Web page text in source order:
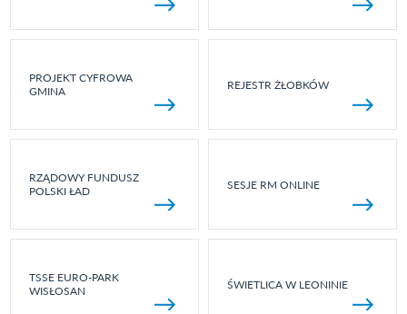
PROJEKT CYFROWA
GMINA
REJESTR ŻŁOBKÓW
RZĄDOWY FUNDUSZ
POLSKI ŁAD
SESJE RM ONLINE
TSSE EURO-PARK
WISŁOSAN
ŚWIETLICA W LEONINIE